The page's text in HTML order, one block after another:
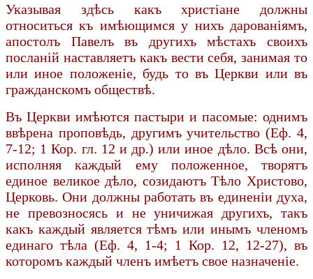
Указывая здѣсь какъ христіане должны
относиться къ имѣющимся у нихъ дарованіямъ,
апостолъ Павелъ въ другихъ мѣстахъ своихъ
посланій наставляетъ какъ вести себя, занимая то
или иное положеніе, будь то въ Церкви или въ
гражданскомъ обществѣ.
Въ Церкви имѣются пастыри и пасомые: однимъ
ввѣрена проповѣдь, другимъ учительство (Еф. 4,
7-12; 1 Кор. гл. 12 и др.) или иное дѣло. Всѣ они,
исполняя каждый ему положенное, творятъ
единое великое дѣло, созидаютъ Тѣло Христово,
Церковь. Они должны работать въ единеніи духа,
не превозносясь и не уничижая другихъ, такъ
какъ каждый является тѣмъ или инымъ членомъ
единаго тѣла (Еф. 4, 1-4; 1 Кор. 12, 12-27), въ
которомъ каждый членъ имѣетъ свое назначеніе.